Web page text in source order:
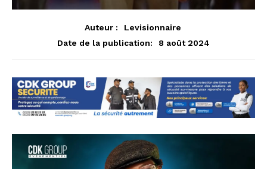
Auteur :
Levisionnaire
Date de la publication:
8 août 2024